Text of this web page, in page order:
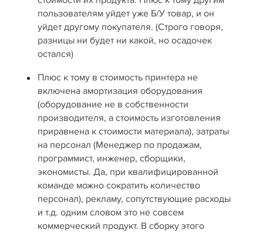
пользователям уйдет уже Б/У товар, и он
уйдет другому покупателя. (Строго говоря,
разницы ни будет ни какой, но осадочек
остался)
Плюс к тому в стоимость принтера не
включена амортизация оборудования
(оборудование не в собственности
производителя, а стоимость изготовления
приравнена к стоимости материала), затраты
на персонал (Менеджер по продажам,
программист, инженер, сборщики,
экономисты. Да, при квалифицированной
команде можно сократить количество
персонал), рекламу, сопутствующие расходы
и т.д. одним словом это не совсем
коммерческий продукт. В сборку этого